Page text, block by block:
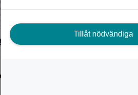
Tillåt nödvändiga